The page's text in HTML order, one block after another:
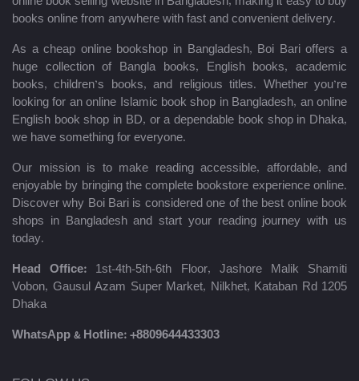
books online from anywhere with fast and convenient delivery.
As a cheap online bookshop in Bangladesh, Boi Bari offers a
huge collection of Bangla books, English books, academic
books, children’s books, and religious titles. Whether you’re
looking for an online Islamic book shop in Bangladesh, an online
English book shop in BD, or a dependable book shop in Dhaka,
we have something for everyone.
Our mission is to make reading accessible, affordable, and
enjoyable by bringing the complete bookstore experience online.
Discover why Boi Bari is considered one of the best online book
shops in Bangladesh and start your reading journey with us
today.
Head Office: 1st-4th-5th-6th Floor, Jashore Malik Shamiti
Vobon, Gausul Azam Super Market, Nilkhet, Kataban Rd 1205
Dhaka
WhatsApp & Hotline: +8809644433303